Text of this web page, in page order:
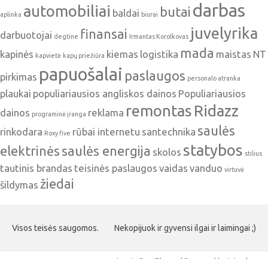
aplinka automobiliai baldai biurai butai darbas
darbuotojai degtine finansai Irmantas Korolkovas juvelyrika
kapinės kapvietė kapų priežiūra kiemas logistika mada maistas NT
pirkimas papuošalai paslaugos personalo atranka
plaukai populiariausios angliskos dainos Populiariausios
dainos programinė įranga reklama remontas Ridazz
rinkodara Roxy five rūbai internetu santechnika saulės
elektrinės saulės energija skolos statybos stilius
tautinis brandas teisinės paslaugos vaidas vanduo virtuvė
šildymas žiedai
Visos teisės saugomos. Nekopijuok ir gyvensi ilgai ir laimingai ;)